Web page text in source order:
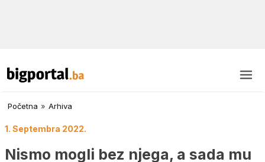
Početna » Arhiva
1. Septembra 2022.
Nismo mogli bez njega, a sada mu